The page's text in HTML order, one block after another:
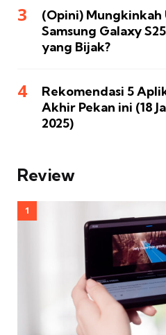
(Opini) Mungkinkah
Samsung Galaxy
yang Bijak?
Rekomendasi 5
Akhir Pekan ini (18
2025)
Review